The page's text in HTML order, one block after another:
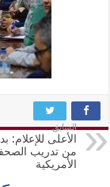
السابق
الأعلى للإعلام:
من تدريب
الأمريكية